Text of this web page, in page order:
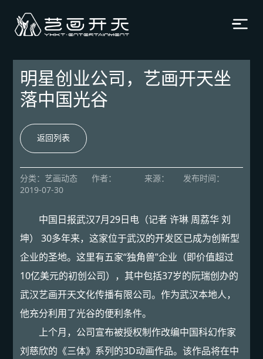
明星创业公司，艺画开天坐
落中国光谷
返回列表
分类：艺画动态 作者： 来源： 发布时间：
2019-07-30
中国日报武汉7月29日电（记者 许琳 周荔华 刘
坤） 30多年来，这家位于武汉的开发区已成为创新型
企业的圣地。这里有五家“独角兽”企业（即价值超过
10亿美元的初创公司），其中包括37岁的阮瑞创办的
武汉艺画开天文化传播有限公司。作为武汉本地人，
他充分利用了光谷的便利条件。
上个月，公司宣布被授权制作改编中国科幻作家
刘慈欣的《三体》系列的3D动画作品。该作品将在中